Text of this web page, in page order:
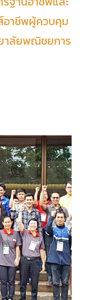
าชีพผู้ควบคุม
าลัยพณิชยการ